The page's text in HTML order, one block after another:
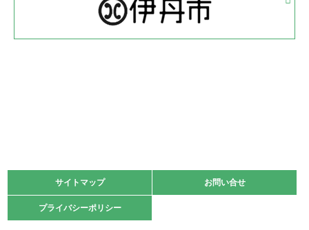
体育協会長杯 バドミントン競技の部
2022.05.22
緑ケ丘体育館
2021.10.23
卓球選手権大会ラージボールの部開催☆
サイトマップ お問い合せ
プライバシーポリシー
サイトマップ お問い合せ
プライバシーポリシー